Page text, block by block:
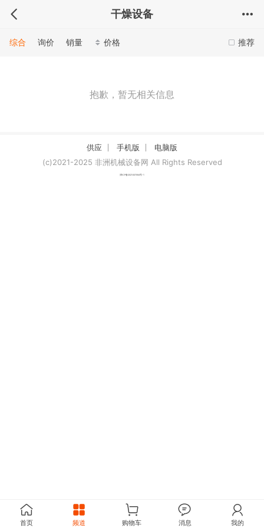
干燥设备
推荐
综合 询价 销量 价格
抱歉，暂无相关信息
供应 手机版
电脑版
(c)2021-2025 非洲机械设备网 All Rights Reserved
津ICP备2021007094号-1
首页 频道 购物车 消息 我的